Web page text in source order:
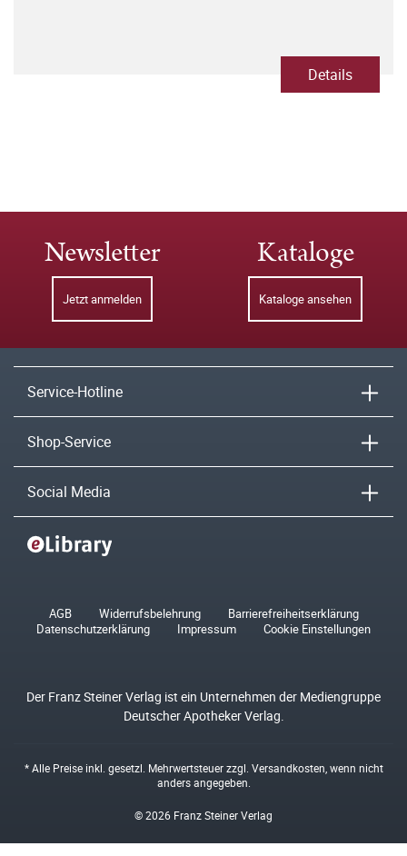
Details
Newsletter
Jetzt anmelden
Kataloge
Kataloge ansehen
Service-Hotline
Shop-Service
Social Media
AGB Widerrufsbelehrung
Barrierefreiheitserklärung
Datenschutzerklärung
Impressum Cookie Einstellungen
Der Franz Steiner Verlag ist ein Unternehmen der Mediengruppe
Deutscher Apotheker Verlag.
* Alle Preise inkl. gesetzl. Mehrwertsteuer zzgl. Versandkosten , wenn nicht
anders angegeben.
© 2026 Franz Steiner Verlag